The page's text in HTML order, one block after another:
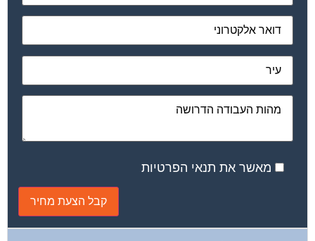
מאשר את תנאי הפרטיות